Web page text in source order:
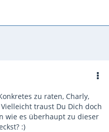
zu raten, Charly,
traust Du Dich doch
wie es überhaupt zu dieser
:)